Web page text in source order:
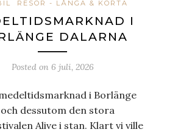
RESOR - LÅNGA & KORTA
I
DALARNA
Posted on 6 juli, 2026
i Borlänge
dessutom den stora
Alive i stan. Klart vi ville